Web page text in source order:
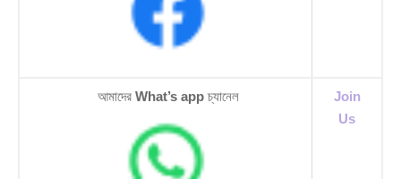
আমাদের What’s app চ্যানেল
Join
Us